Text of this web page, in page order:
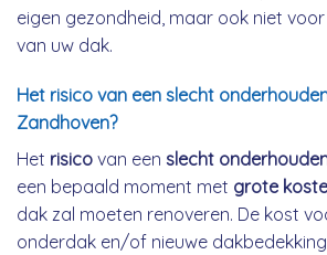
eigen gezondheid, maar ook niet
van uw dak.
Het risico van een slecht
Zandhoven?
Het risico van een slecht
een bepaald moment met grote
dak zal moeten renoveren. De kost
onderdak en/of nieuwe